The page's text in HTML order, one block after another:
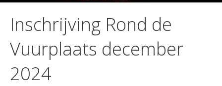
Inschrijving Rond de
Vuurplaats december
2024